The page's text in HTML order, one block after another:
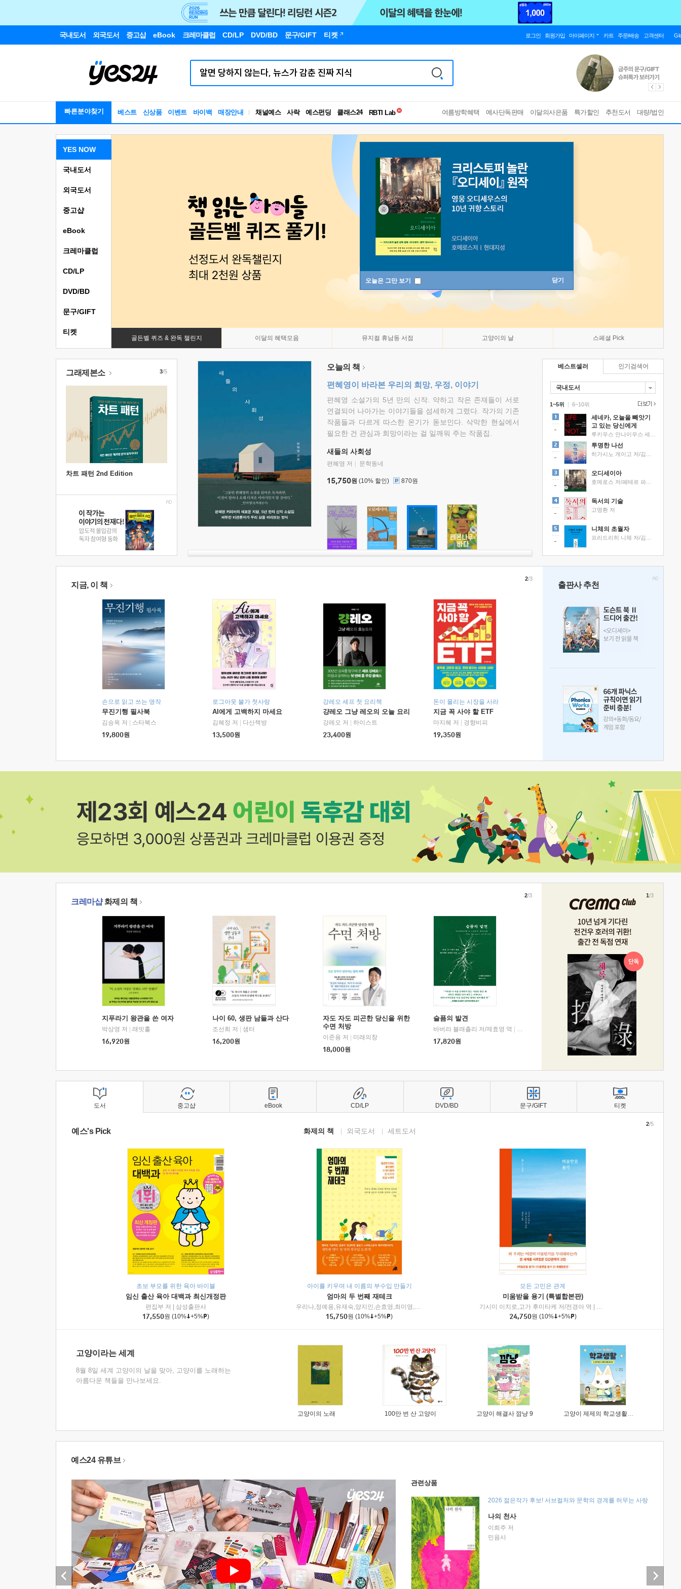
국내도서 외국도서 중고샵 eBook 크레마클럽 CD/LP DVD/BD 문구/GIFT 티켓 로그인 회원가입 마이페이지 카트 주문/배송 고객센터
빠른분야찾기 베스트 신상품 이벤트 바이백 매장안내 채널예스 사락 예스펀딩 클래스24
RBTI Lab
독서유형검사
여름방학혜택 예사단독판매 이달의사은품 특가할인 추천도서 대량/법인
오늘은 그만 보기 닫기
YES NOW
골든벨 퀴즈 & 완독 챌린지 이달의 혜택모음 뮤지컬 휴남동 서점 고양이의 날 스페셜 Pick
국내도서
외국도서
중고샵
eBook
크레마클럽
CD/LP
DVD/BD
문구/GIFT
티켓
그래제본소
차트 패턴 2nd Edition
3/5 오늘의 책
편혜영이 바라본 우리의 희망, 우정, 이야기
편혜영 소설가의 5년 만의 신작. 약하고 작은 존재들이 서로
연결되어 나아가는 이야기들을 섬세하게 그렸다. 작가의 기존
작품들과 다르게 따스한 온기가 돋보인다. 삭막한 현실에서
필요한 건 관심과 희망이라는 걸 일깨워 주는 작품집.
새들의 사회성
편혜영 저 문학동네
15,750원 (10% 할인) 870원
베스트셀러
국내도서
1~5위 |
세네카, 오늘을 빼앗기
고 있는 당신에게
투명한 나선
오디세이아
독서의 기술
고명환 저
니체의 초월자
6~10위
인기검색어
지금, 이 책
손으로 읽고 쓰는 명작
무진기행 필사북
김승옥 저
스타북스
19,800원
로그아웃 불가 첫사랑
AI에게 고백하지 마세요
김혜정 저
다산책방
13,500원
강레오 셰프 첫 요리책
걍레오 그냥 레오의 오늘 요리
강레오 저
하이스트
23,400원
돈이 몰리는 시장을 사라
지금 꼭 사야 할 ETF
마지혜 저
경향비피
19,350원
2/3
출판사 추천
크레마샵화제의 책
지푸라기 왕관을 쓴 여자
박상영 저
래빗홀
16,920원
나이 60, 생판 남들과 산다
조선희 저
샘터
16,200원
자도 자도 피곤한 당신을 위한
수면 처방
이준용 저
미래의창
18,000원
슬픔의 발견
바버라 블래츨리 저/제효영 역
디플롯
17,820원
2/3 1/3
도서
예스's Pick 화제의 책 외국도서 세트도서
초보 부모를 위한 육아 바이블
임신 출산 육아 대백과 최신개정판
편집부 저
삼성출판사
17,550원 (10% +5% )
아이를 키우며 내 이름의 부수입 만들기
엄마의 두 번째 재테크
우리나,정예용,유재숙,양지인,손효영,최미영,조민주,이진현,차미숙,서미숙 저 | 제이브리즈북스
15,750원 (10% +5% )
모든 고민은 관계
미움받을 용기 (특별합본판)
기시미 이치로,고가 후미타케 저/전경아 역
인플루엔셜
24,750원 (10% +5% )
2/5
고양이라는 세계
8월 8일 세계 고양이의 날을 맞아, 고양이를 노래하는
아름다운 책들을 만나보세요.
고양이의 노래 100만 번 산 고양이 고양이 해결사 깜냥 9 고양이 제제의 학교생활 1 : 초등학생이 이렇게 힘들 줄이야
중고샵 eBook CD/LP DVD/BD 문구/GIFT 티켓
예스24 유튜브
관련상품
2026 젊은작가 후보! 서브컬처와 문학의 경계를 허무는 사랑
나의 천사
이희주 저
민음사